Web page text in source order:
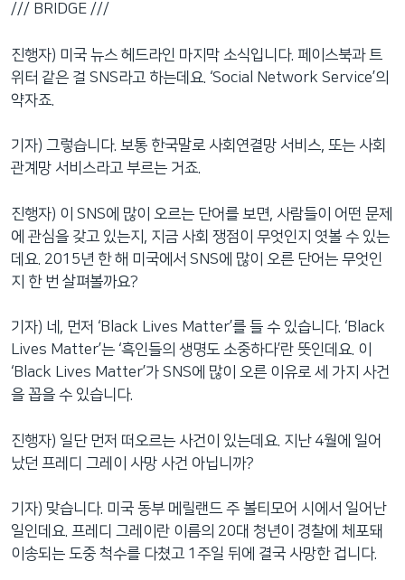
/// BRIDGE ///
진행자) 미국 뉴스 헤드라인 마지막 소식입니다. 페이스북과 트
위터 같은 걸 SNS라고 하는데요. ‘Social Network Service’의
약자죠.
기자) 그렇습니다. 보통 한국말로 사회연결망 서비스, 또는 사회
관계망 서비스라고 부르는 거죠.
진행자) 이 SNS에 많이 오르는 단어를 보면, 사람들이 어떤 문제
에 관심을 갖고 있는지, 지금 사회 쟁점이 무엇인지 엿볼 수 있는
데요. 2015년 한 해 미국에서 SNS에 많이 오른 단어는 무엇인
지 한 번 살펴볼까요?
기자) 네, 먼저 ‘Black Lives Matter’를 들 수 있습니다. ‘Black
Lives Matter’는 ‘흑인들의 생명도 소중하다’란 뜻인데요. 이
‘Black Lives Matter’가 SNS에 많이 오른 이유로 세 가지 사건
을 꼽을 수 있습니다.
진행자) 일단 먼저 떠오르는 사건이 있는데요. 지난 4월에 일어
났던 프레디 그레이 사망 사건 아닙니까?
기자) 맞습니다. 미국 동부 메릴랜드 주 볼티모어 시에서 일어난
일인데요. 프레디 그레이란 이름의 20대 청년이 경찰에 체포돼
이송되는 도중 척수를 다쳤고 1주일 뒤에 결국 사망한 겁니다.